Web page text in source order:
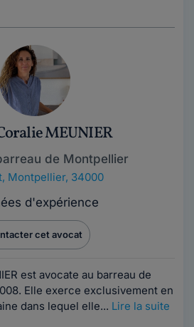
MEUNIER
de Montpellier
, Montpellier, 34000
d'expérience
cet avocat
est avocate au barreau de
Elle exerce exclusivement en
dans lequel elle... Lire la suite